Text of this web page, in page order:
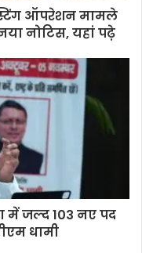
ऑपरेशन मामले
नोटिस, यहां पढ़े
में जल्द 103 नए पद
धामी